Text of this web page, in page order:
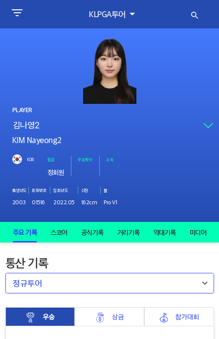
KLPGA투어
PLAYER
KIM Nayeong2
KOR 등급
정회원
우승횟수 소속
출생년도
2003
회원번호
01516
입회년도
2022.05
신장
162cm
볼
Pro V1
주요 기록 스코어 공식기록 거리기록 역대기록 미디어
통산 기록
우승 상금 참가대회